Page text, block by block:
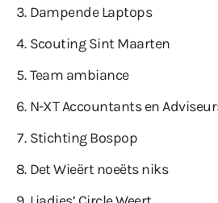
Dampende Laptops
Scouting Sint Maarten
Team ambiance
N-XT Accountants en
Stichting Bospop
Det Wieërt noeëts niks